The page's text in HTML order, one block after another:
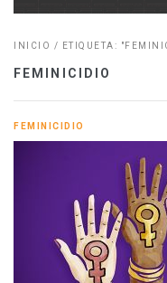
INICIO / ETIQUETA:
FEMINICIDIO
FEMINICIDIO